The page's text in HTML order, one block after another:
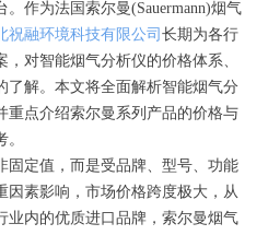
作为法国索尔曼(Sauermann)烟气
祝融环境科技有限公司 长期为各行
对智能烟气分析仪的价格体系、
了解。本文将全面解析智能烟气分
重点介绍索尔曼系列产品的价格与
定值，而是受品牌、型号、功能
因素影响，市场价格跨度极大，从
业内的优质进口品牌，索尔曼烟气